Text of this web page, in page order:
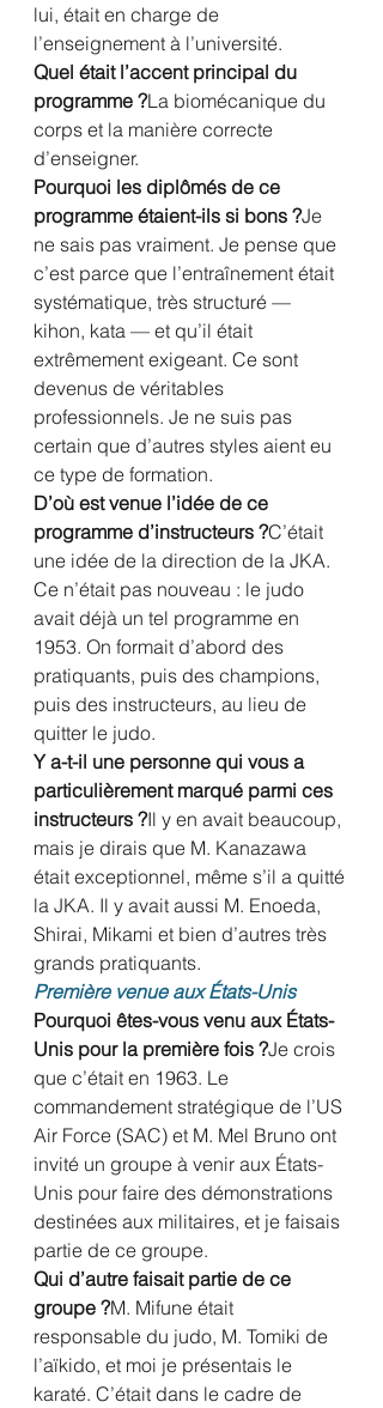
lui, était en charge de
l’enseignement à l’université.
Quel était l’accent principal du
programme ?La biomécanique du
corps et la manière correcte
d’enseigner.
Pourquoi les diplômés de ce
programme étaient-ils si bons ?Je
ne sais pas vraiment. Je pense que
c’est parce que l’entraînement était
systématique, très structuré —
kihon, kata — et qu’il était
extrêmement exigeant. Ce sont
devenus de véritables
professionnels. Je ne suis pas
certain que d’autres styles aient eu
ce type de formation.
D’où est venue l’idée de ce
programme d’instructeurs ?C’était
une idée de la direction de la JKA.
Ce n’était pas nouveau : le judo
avait déjà un tel programme en
1953. On formait d’abord des
pratiquants, puis des champions,
puis des instructeurs, au lieu de
quitter le judo.
Y a-t-il une personne qui vous a
particulièrement marqué parmi ces
instructeurs ?Il y en avait beaucoup,
mais je dirais que M. Kanazawa
était exceptionnel, même s’il a quitté
la JKA. Il y avait aussi M. Enoeda,
Shirai, Mikami et bien d’autres très
grands pratiquants.
Première venue aux États-Unis
Pourquoi êtes-vous venu aux États-
Unis pour la première fois ?Je crois
que c’était en 1963. Le
commandement stratégique de l’US
Air Force (SAC) et M. Mel Bruno ont
invité un groupe à venir aux États-
Unis pour faire des démonstrations
destinées aux militaires, et je faisais
partie de ce groupe.
Qui d’autre faisait partie de ce
groupe ?M. Mifune était
responsable du judo, M. Tomiki de
l’aïkido, et moi je présentais le
karaté. C’était dans le cadre de